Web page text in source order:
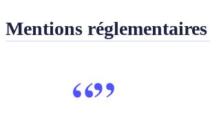
Mentions réglementaires
“”